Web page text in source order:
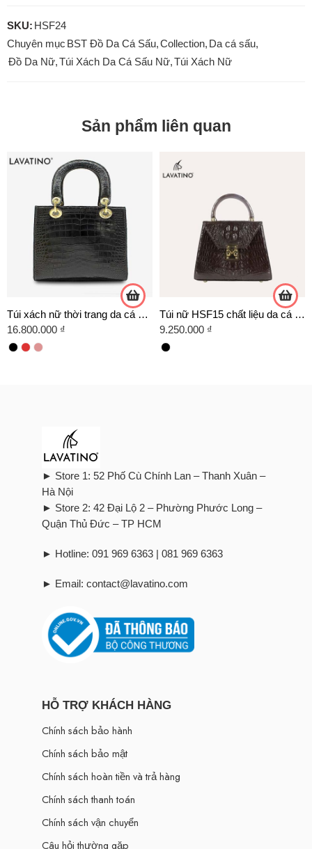
SKU: HSF24
Chuyên mục BST Đồ Da Cá Sấu,Collection, Da cá sấu,
Đồ Da Nữ,Túi Xách Da Cá Sấu Nữ,Túi Xách Nữ
Sản phẩm liên quan
Túi xách nữ thời trang da cá sấu mã HSF21
16.800.000 ₫
Túi nữ HSF15 chất liệu da cá sấu thật 100%
9.250.000 ₫
► Store 1: 52 Phố Cù Chính Lan – Thanh Xuân –
Hà Nội
► Store 2: 42 Đại Lộ 2 – Phường Phước Long –
Quận Thủ Đức – TP HCM
► Hotline: 091 969 6363 | 081 969 6363
► Email: contact@lavatino.com
HỖ TRỢ KHÁCH HÀNG
Chính sách bảo hành
Chính sách bảo mật
Chính sách hoàn tiền và trả hàng
Chính sách thanh toán
Chính sách vận chuyển
Câu hỏi thường gặp